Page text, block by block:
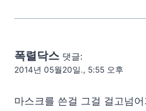
폭렬닥스 댓글:
2014년 05월20일., 5:55 오후
마스크를 쓴걸 그걸 걸고넘